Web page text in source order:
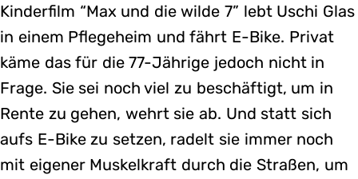
Kinderfilm “Max und die wilde 7” lebt Uschi Glas
in einem Pflegeheim und fährt E-Bike. Privat
käme das für die 77-Jährige jedoch nicht in
Frage. Sie sei noch viel zu beschäftigt, um in
Rente zu gehen, wehrt sie ab. Und statt sich
aufs E-Bike zu setzen, radelt sie immer noch
mit eigener Muskelkraft durch die Straßen, um